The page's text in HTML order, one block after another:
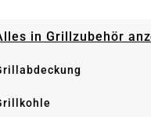
in Grillzubehör